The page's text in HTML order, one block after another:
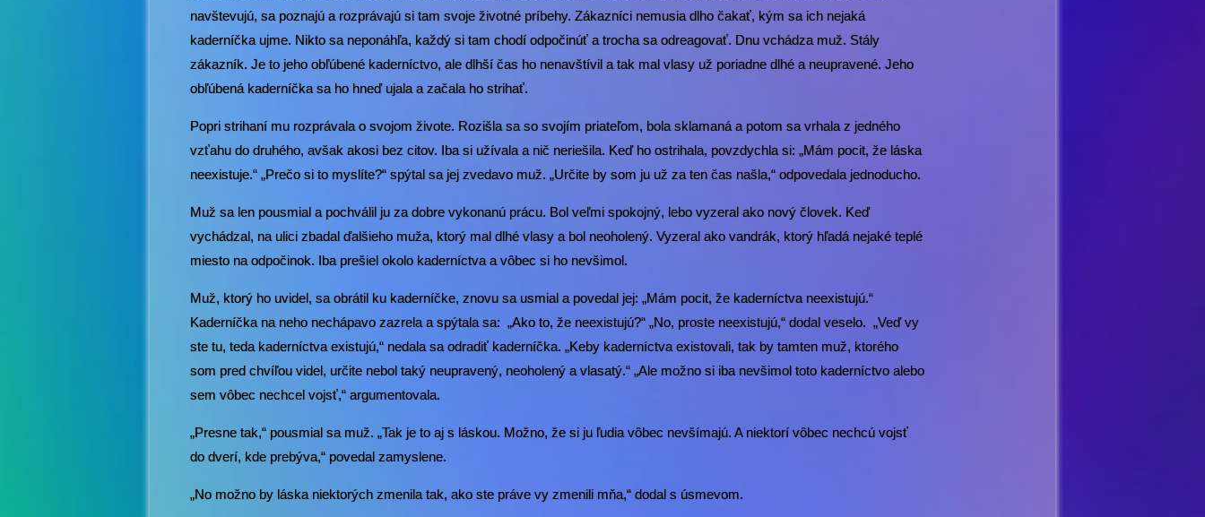
navštevujú, sa poznajú a rozprávajú si tam svoje životné príbehy. Zákazníci nemusia dlho čakať, kým sa ich nejaká
kaderníčka ujme. Nikto sa neponáhľa, každý si tam chodí odpočinúť a trocha sa odreagovať. Dnu vchádza muž. Stály
zákazník. Je to jeho obľúbené kaderníctvo, ale dlhší čas ho nenavštívil a tak mal vlasy už poriadne dlhé a neupravené. Jeho
obľúbená kaderníčka sa ho hneď ujala a začala ho strihať.
Popri strihaní mu rozprávala o svojom živote. Rozišla sa so svojím priateľom, bola sklamaná a potom sa vrhala z jedného
vzťahu do druhého, avšak akosi bez citov. Iba si užívala a nič neriešila. Keď ho ostrihala, povzdychla si: „Mám pocit, že láska
neexistuje.“ „Prečo si to myslíte?“ spýtal sa jej zvedavo muž. „Určite by som ju už za ten čas našla,“ odpovedala jednoducho.
Muž sa len pousmial a pochválil ju za dobre vykonanú prácu. Bol veľmi spokojný, lebo vyzeral ako nový človek. Keď
vychádzal, na ulici zbadal ďalšieho muža, ktorý mal dlhé vlasy a bol neoholený. Vyzeral ako vandrák, ktorý hľadá nejaké teplé
miesto na odpočinok. Iba prešiel okolo kaderníctva a vôbec si ho nevšimol.
Muž, ktorý ho uvidel, sa obrátil ku kaderníčke, znovu sa usmial a povedal jej: „Mám pocit, že kaderníctva neexistujú.“
Kaderníčka na neho nechápavo zazrela a spýtala sa: „Ako to, že neexistujú?“ „No, proste neexistujú,“ dodal veselo. „Veď vy
ste tu, teda kaderníctva existujú,“ nedala sa odradiť kaderníčka. „Keby kaderníctva existovali, tak by tamten muž, ktorého
som pred chvíľou videl, určite nebol taký neupravený, neoholený a vlasatý.“ „Ale možno si iba nevšimol toto kaderníctvo alebo
sem vôbec nechcel vojsť,“ argumentovala.
„Presne tak,“ pousmial sa muž. „Tak je to aj s láskou. Možno, že si ju ľudia vôbec nevšímajú. A niektorí vôbec nechcú vojsť
do dverí, kde prebýva,“ povedal zamyslene.
„No možno by láska niektorých zmenila tak, ako ste práve vy zmenili mňa,“ dodal s úsmevom.